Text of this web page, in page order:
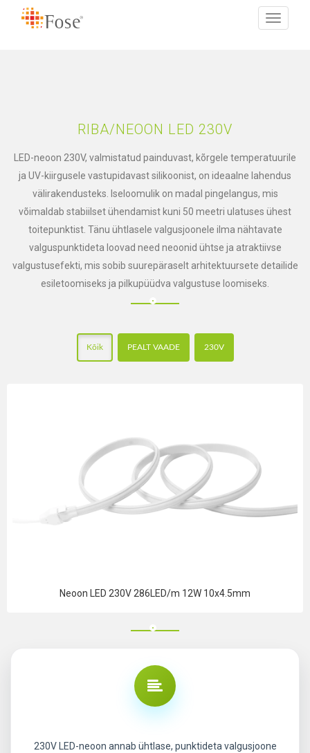
Toggle
RIBA/NEOON LED 230V
LED-neoon 230V, valmistatud painduvast, kõrgele temperatuurile
ja UV-kiirgusele vastupidavast silikoonist, on ideaalne lahendus
välirakendusteks. Iseloomulik on madal pingelangus, mis
võimaldab stabiilset ühendamist kuni 50 meetri ulatuses ühest
toitepunktist. Tänu ühtlasele valgusjoonele ilma nähtavate
valguspunktideta loovad need neoonid ühtse ja atraktiivse
valgustusefekti, mis sobib suurepäraselt arhitektuursete detailide
esiletoomiseks ja pilkupüüdva valgustuse loomiseks.
Kõik PEALT VAADE 230V
Neoon LED 230V 286LED/m 12W 10x4.5mm
230V LED-neoon annab ühtlase, punktideta valgusjoone